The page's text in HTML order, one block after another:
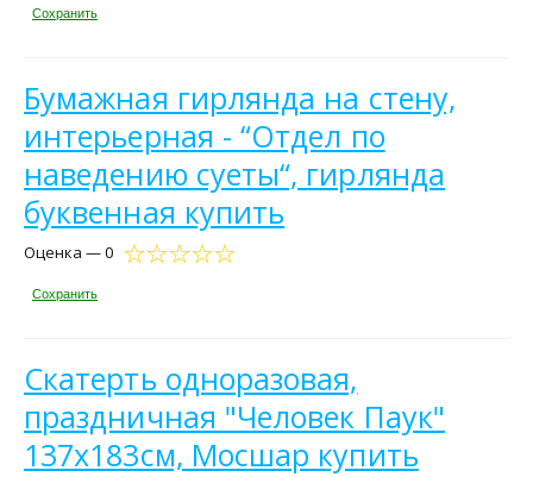
Сохранить
Бумажная гирлянда на стену,
интерьерная - “Отдел по
наведению суеты“, гирлянда
буквенная купить
Оценка — 0
Сохранить
Скатерть одноразовая,
праздничная "Человек Паук"
137х183см, Мосшар купить